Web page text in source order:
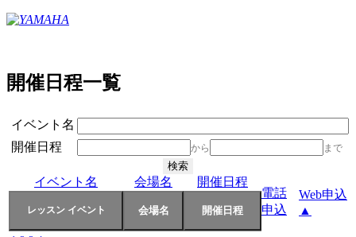
開催日程一覧
イベント名
開催日程
から まで
イベント名 会場名
開催日程
電話
申込
Web申込
▲